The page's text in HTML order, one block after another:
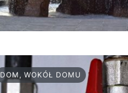
DOM, WOKÓŁ DOMU